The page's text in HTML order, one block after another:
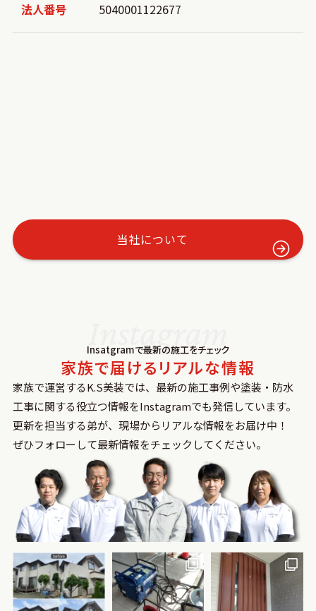
法人番号 5040001122677
当社について
Insatgramで最新の施⼯をチェック
家族で届けるリアルな情報
家族で運営するK.S美装では、最新の施⼯事例や塗装‧防⽔
⼯事に関する役⽴つ情報をInstagramでも発信しています。
更新を担当する弟が、現場からリアルな情報をお届け中！
ぜひフォローして最新情報をチェックしてください。